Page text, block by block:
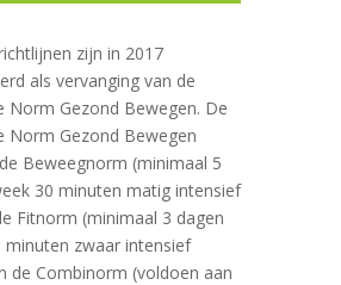
zijn in 2017
als vervanging van de
Norm Gezond Bewegen. De
Norm Gezond Bewegen
Beweegnorm (minimaal 5
30 minuten matig intensief
Fitnorm (minimaal 3 dagen
minuten zwaar intensief
de Combinorm (voldoen aan